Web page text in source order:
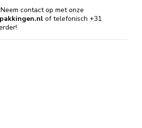
contact op met onze
of telefonisch +31